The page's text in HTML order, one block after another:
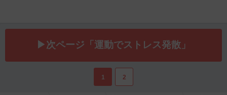
▶次ページ「運動でストレス発散」
1 2